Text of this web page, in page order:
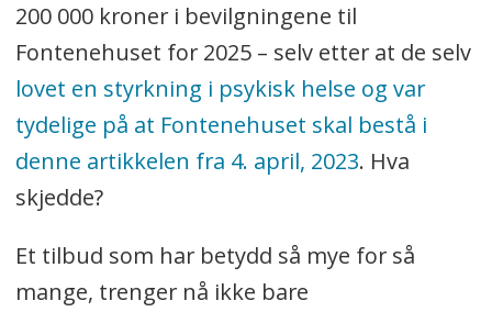
200 000 kroner i bevilgningene til
Fontenehuset for 2025 – selv etter at de selv
lovet en styrkning i psykisk helse og var
tydelige på at Fontenehuset skal bestå i
denne artikkelen fra 4. april, 2023. Hva
skjedde?
Et tilbud som har betydd så mye for så
mange, trenger nå ikke bare